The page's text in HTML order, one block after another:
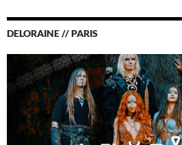
DELORAINE // PARIS